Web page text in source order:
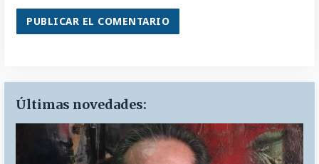
Últimas novedades: